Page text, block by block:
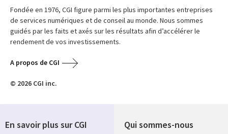
Fondée en 1976, CGI figure parmi les plus importantes entreprises
de services numériques et de conseil au monde. Nous sommes
guidés par les faits et axés sur les résultats afin d’accélérer le
rendement de vos investissements.
A propos de CGI
© 2026 CGI inc.
Qui sommes-nous
En savoir plus sur CGI